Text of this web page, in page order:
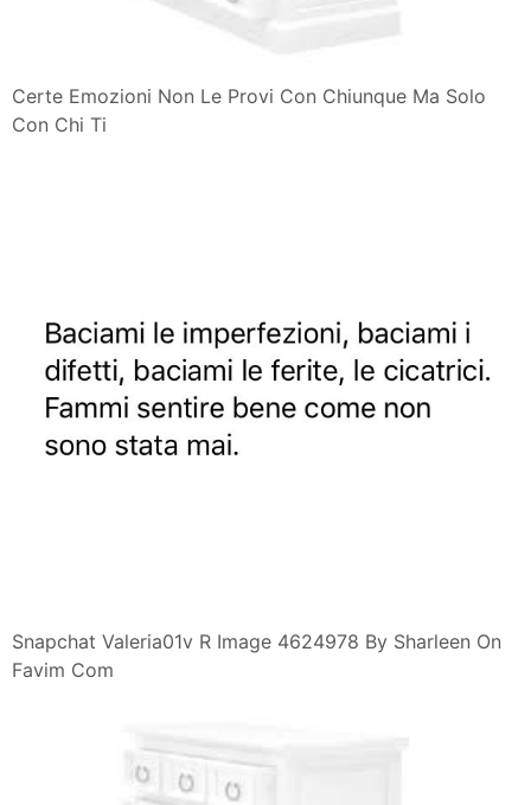
Certe Emozioni Non Le Provi Con Chiunque Ma Solo
Con Chi Ti
Snapchat Valeria01v R Image 4624978 By Sharleen On
Favim Com